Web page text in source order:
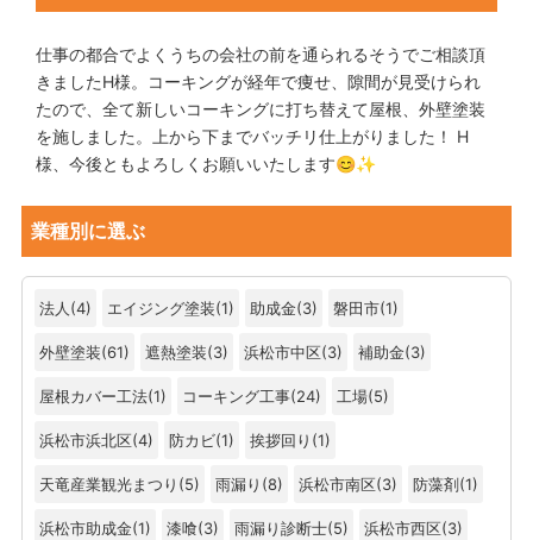
仕事の都合でよくうちの会社の前を通られるそうでご相談頂
きましたH様。コーキングが経年で痩せ、隙間が見受けられ
たので、全て新しいコーキングに打ち替えて屋根、外壁塗装
を施しました。上から下までバッチリ仕上がりました！ H
様、今後ともよろしくお願いいたします😊✨
業種別に選ぶ
法人 (4) エイジング塗装(1) 助成金(3) 磐田市(1)
外壁塗装(61) 遮熱塗装(3) 浜松市中区(3) 補助金(3)
屋根カバー工法(1) コーキング工事(24) 工場(5)
浜松市浜北区(4) 防カビ(1) 挨拶回り (1)
天竜産業観光まつり (5) 雨漏り (8) 浜松市南区(3) 防藻剤(1)
浜松市助成金(1) 漆喰(3) 雨漏り診断士(5) 浜松市西区(3)